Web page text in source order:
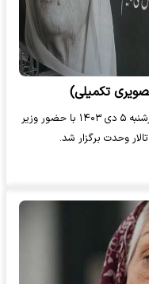
تکمیلی)
مراسم تشییع پیکر زنده‌یاد ژاله علو امروز چهارشنبه ۵ دی ۱۴۰۳ با حضور وزیر
وحدت برگزار شد.